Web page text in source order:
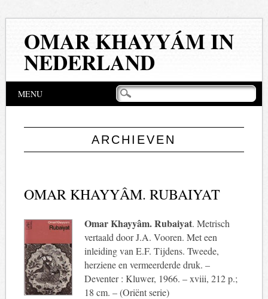
OMAR KHAYYÁM IN
NEDERLAND
Hoofdmenu
springen
MENU
ARCHIEVEN
OMAR KHAYYÂM. RUBAIYAT
Omar Khayyâm. Rubaiyat. Metrisch
vertaald door J.A. Vooren. Met een
inleiding van E.F. Tijdens. Tweede,
herziene en vermeerderde druk. –
Deventer : Kluwer, 1966. – xviii, 212 p.;
18 cm. – (Oriënt serie)